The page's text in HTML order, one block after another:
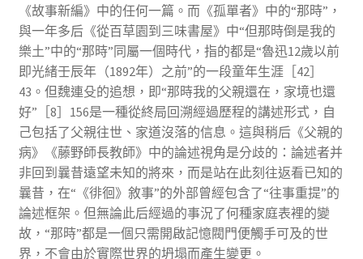
《故事新編》中的任何一篇。而《孤單者》中的“那時”，
與一年多后《從百草園到三味書屋》中“但那時倒是我的
樂土”中的“那時”同屬一個時代，指的都是“魯迅12歲以前
即光緒壬辰年（1892年）之前”的一段童年生涯［42］
43。但魏連殳的追想，即“那時我的父親還在，家境也還
好”［8］156是一種從終局回溯經過歷程的講述形式，自
己包括了父親往世、家道沒落的信息。這與稍后《父親的
病》《藤野師長教師》中的論述視角是分歧的：論述者并
非回到曩昔遠望未知的將來，而是站在此刻往返看已知的
曩昔，在“《徘徊》敘事”的外部曾經包含了“往事重提”的
論述框架。但無論此后經過的事況了何種家庭表裡的變
故，“那時”都是一個只需開啟記憶閥門便觸手可及的世
界，不會由於實際世界的坍塌而產生變更。